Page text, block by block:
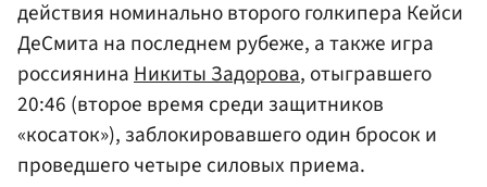
действия номинально второго голкипера Кейси
ДеСмита на последнем рубеже, а также игра
россиянинаНикиты Задорова, отыгравшего
20:46 (второе время среди защитников
«косаток»), заблокировавшего один бросок и
проведшего четыре силовых приема.